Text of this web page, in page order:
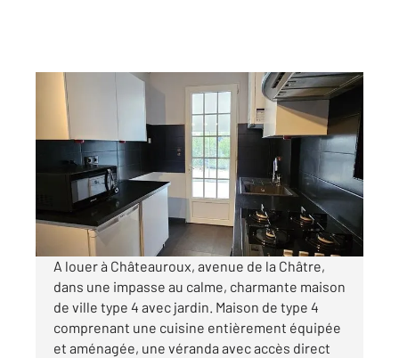
CHATEAUROUX 36
88,96 m
, 4 pièces
Ref : 10242
Maison à louer
730 €
par mois charges comprises
A louer à Châteauroux, avenue de la Châtre,
dans une impasse au calme, charmante maison
de ville type 4 avec jardin. Maison de type 4
comprenant une cuisine entièrement équipée
et aménagée, une véranda avec accès direct